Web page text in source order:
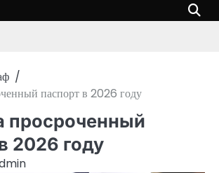
паспорт в 2026 году
просроченный
2026 году